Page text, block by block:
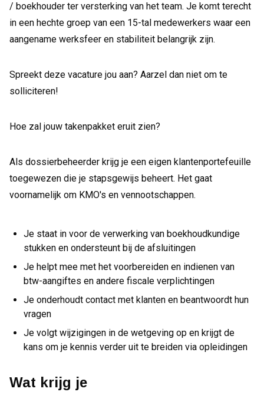
/ boekhouder ter versterking van het team. Je komt terecht
in een hechte groep van een 15-tal medewerkers waar een
aangename werksfeer en stabiliteit belangrijk zijn.
Spreekt deze vacature jou aan? Aarzel dan niet om te
solliciteren!
Hoe zal jouw takenpakket eruit zien?
Als dossierbeheerder krijg je een eigen klantenportefeuille
toegewezen die je stapsgewijs beheert. Het gaat
voornamelijk om KMO's en vennootschappen.
Je staat in voor de verwerking van boekhoudkundige
stukken en ondersteunt bij de afsluitingen
Je helpt mee met het voorbereiden en indienen van
btw-aangiftes en andere fiscale verplichtingen
Je onderhoudt contact met klanten en beantwoordt hun
vragen
Je volgt wijzigingen in de wetgeving op en krijgt de
kans om je kennis verder uit te breiden via opleidingen
Wat krijg je